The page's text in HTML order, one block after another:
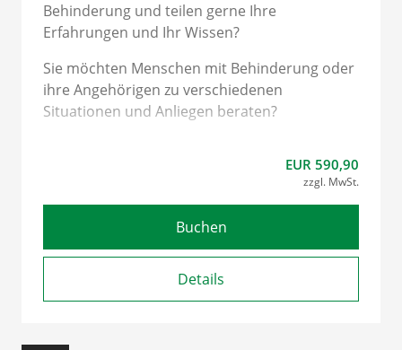
Behinderung und teilen gerne Ihre
Erfahrungen und Ihr Wissen?
Sie möchten Menschen mit Behinderung oder
ihre Angehörigen zu verschiedenen
Situationen und Anliegen beraten?
zur Peer Beraterin das Richtige für Sie! Der 1a
Lerncampus bietet Ihnen diese Online-
modernes E-Learning wann, wo und wie Sie
möchten!
EUR 590,90
zzgl. MwSt.
Details
Buchen